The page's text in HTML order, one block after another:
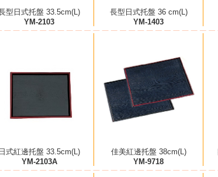
型日式托盤 33.5cm(L)
YM-2103
長型日式托盤 36 cm(L)
YM-1403
式紅邊托盤 33.5cm(L)
YM-2103A
佳美紅邊托盤 38cm(L)
YM-9718